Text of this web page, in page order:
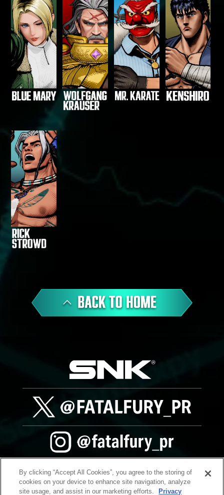
By clicking “Accept All Cookies”, you agree to the storing of
cookies on your device to enhance site navigation, analyze
site usage, and assist in our marketing efforts.
Privacy